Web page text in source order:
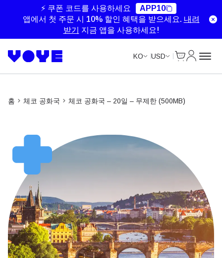
⚡ 쿠폰 코드를 사용하세요
APP10
앱에서 첫 주문 시 10% 할인 혜택을 받으세요. 내려
받기
지금 앱을 사용하세요!
KO USD
홈 체코 공화국 체코 공화국 – 20일 – 무제한 (500MB)
Unlimited Data
Unlimited Data
Unlimited Data